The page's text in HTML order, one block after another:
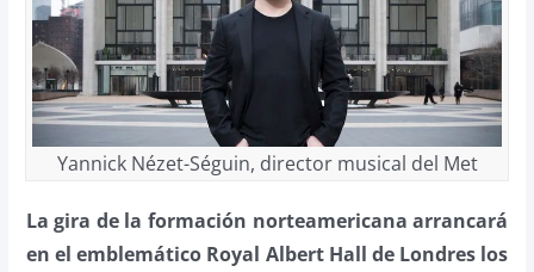
Yannick Nézet-Séguin, director musical del Met
La gira de la formación norteamericana arrancará
en el emblemático Royal Albert Hall de Londres los